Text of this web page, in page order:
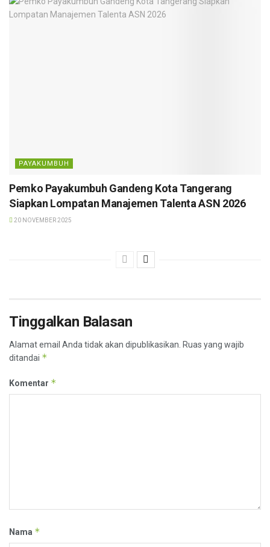
PAYAKUMBUH
Pemko Payakumbuh Gandeng Kota Tangerang
Siapkan Lompatan Manajemen Talenta ASN 2026
20 NOVEMBER 2025
Tinggalkan Balasan
Alamat email Anda tidak akan dipublikasikan. Ruas yang wajib
ditandai *
Komentar *
Nama *